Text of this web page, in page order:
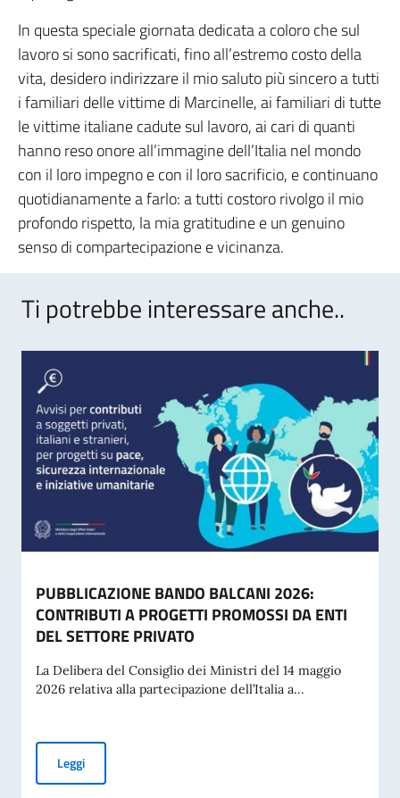
In questa speciale giornata dedicata a coloro che sul
lavoro si sono sacrificati, fino all’estremo costo della
vita, desidero indirizzare il mio saluto più sincero a tutti
i familiari delle vittime di Marcinelle, ai familiari di tutte
le vittime italiane cadute sul lavoro, ai cari di quanti
hanno reso onore all’immagine dell’Italia nel mondo
con il loro impegno e con il loro sacrificio, e continuano
quotidianamente a farlo: a tutti costoro rivolgo il mio
profondo rispetto, la mia gratitudine e un genuino
senso di compartecipazione e vicinanza.
Ti potrebbe interessare anche..
PUBBLICAZIONE BANDO BALCANI 2026:
CONTRIBUTI A PROGETTI PROMOSSI DA ENTI
DEL SETTORE PRIVATO
La Delibera del Consiglio dei Ministri del 14 maggio
2026 relativa alla partecipazione dell’Italia a...
LeggiPUBBLICAZIONE BANDO BALCANI 2026: CONTRIBUTI A